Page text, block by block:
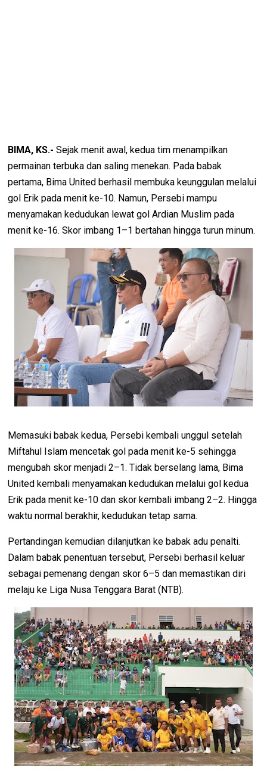
BIMA, KS.- Sejak menit awal, kedua tim menampilkan
permainan terbuka dan saling menekan. Pada babak
pertama, Bima United berhasil membuka keunggulan melalui
gol Erik pada menit ke-10. Namun, Persebi mampu
menyamakan kedudukan lewat gol Ardian Muslim pada
menit ke-16. Skor imbang 1–1 bertahan hingga turun minum.
Memasuki babak kedua, Persebi kembali unggul setelah
Miftahul Islam mencetak gol pada menit ke-5 sehingga
mengubah skor menjadi 2–1. Tidak berselang lama, Bima
United kembali menyamakan kedudukan melalui gol kedua
Erik pada menit ke-10 dan skor kembali imbang 2–2. Hingga
waktu normal berakhir, kedudukan tetap sama.
Pertandingan kemudian dilanjutkan ke babak adu penalti.
Dalam babak penentuan tersebut, Persebi berhasil keluar
sebagai pemenang dengan skor 6–5 dan memastikan diri
melaju ke Liga Nusa Tenggara Barat (NTB).